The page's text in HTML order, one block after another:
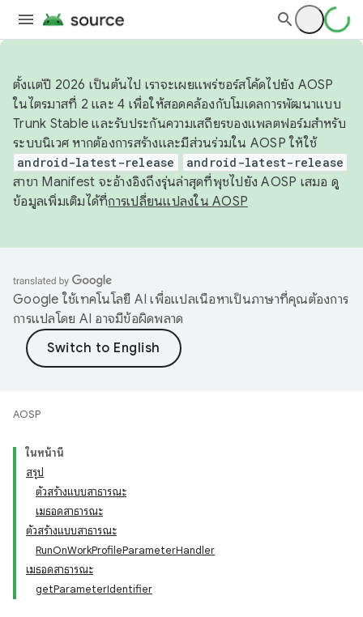
ตั้งแต่ปี 2026 เป็นต้นไป เราจะเผยแพร่ซอร์สโค้ดไปยัง AOSP
ในไตรมาสที่ 2 และ 4 เพื่อให้สอดคล้องกับโมเดลการพัฒนาแบบ
Trunk Stable และรับประกันความเสถียรของแพลตฟอร์มสำหรับ
ระบบนิเวศ หากต้องการสร้างและมีส่วนร่วมใน AOSP ให้ใช้
android-latest-release android-latest-release
สาขา Manifest จะอ้างอิงถึงรุ่นล่าสุดที่พุชไปยัง AOSP เสมอ ดู
ข้อมูลเพิ่มเติมได้ที่การเปลี่ยนแปลงใน AOSP
Google ใช้เทคโนโลยี AI เพื่อแปลเนื้อหาเป็นภาษาที่คุณต้องการ
การแปลโดย AI อาจมีข้อผิดพลาด
AOSP
ในหน้านี้
สรุป
ตัวสร้างแบบสาธารณะ
เมธอดสาธารณะ
ตัวสร้างแบบสาธารณะ
RunOnWorkProfileParameterHandler
เมธอดสาธารณะ
getParameterIdentifier